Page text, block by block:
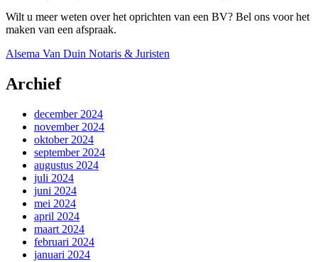
Wilt u meer weten over het oprichten van een BV? Bel ons voor het
maken van een afspraak.
Alsema Van Duin Notaris & Juristen
Archief
december 2024
november 2024
oktober 2024
september 2024
augustus 2024
juli 2024
juni 2024
mei 2024
april 2024
maart 2024
februari 2024
januari 2024